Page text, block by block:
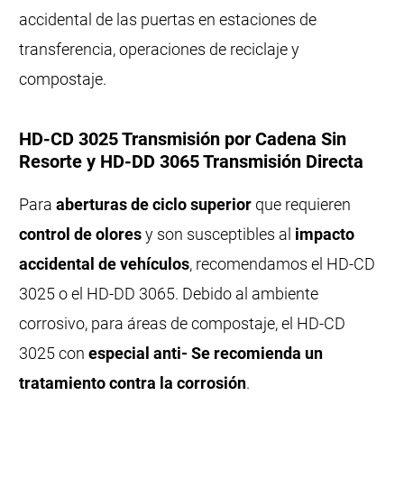
accidental de las puertas en estaciones de
transferencia, operaciones de reciclaje y
compostaje.
HD-CD 3025 Transmisión por Cadena Sin
Resorte y HD-DD 3065 Transmisión Directa
Paraaberturas de ciclo superior que requieren
control de oloresy son susceptibles al impacto
accidental de vehículos, recomendamos el HD-CD
3025 o el HD-DD 3065. Debido al ambiente
corrosivo, para áreas de compostaje, el HD-CD
3025 conespecial anti- Se recomienda un
tratamiento contra la corrosión.